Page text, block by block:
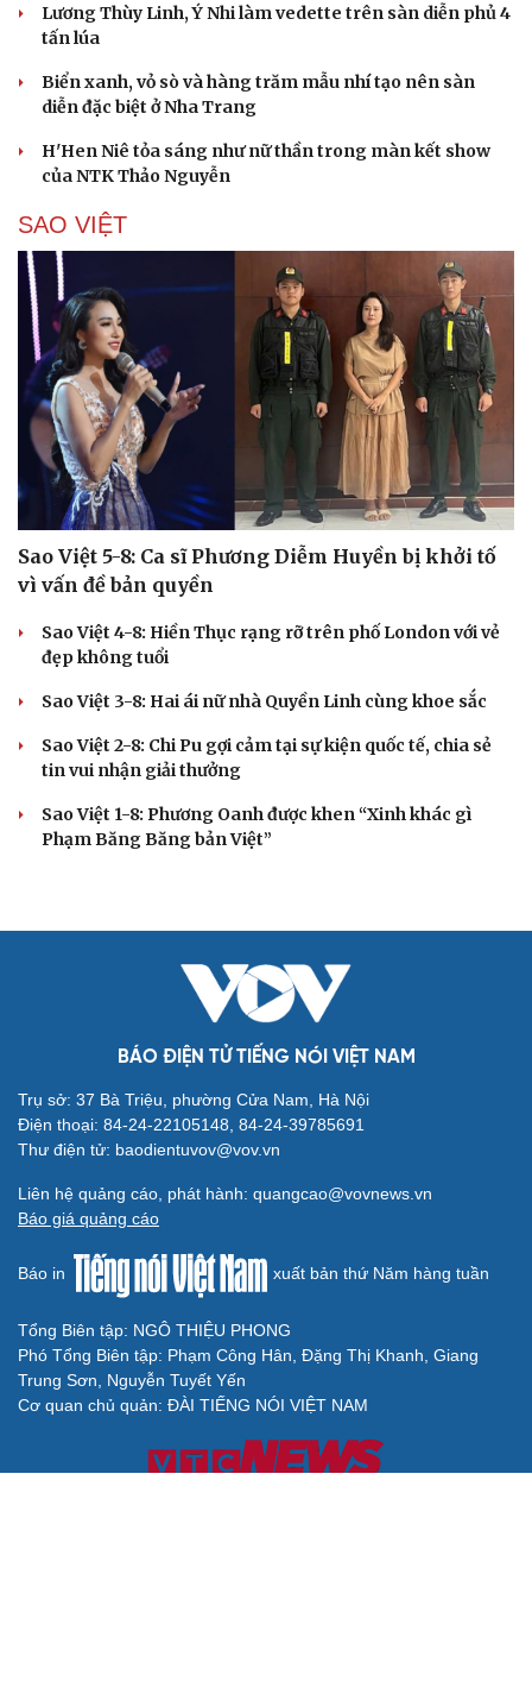
Cải chính
Lương Thùy Linh, Ý Nhi làm vedette trên sàn diễn phủ 4
tấn lúa
Biển xanh, vỏ sò và hàng trăm mẫu nhí tạo nên sàn
diễn đặc biệt ở Nha Trang
H'Hen Niê tỏa sáng như nữ thần trong màn kết show
của NTK Thảo Nguyễn
SAO VIỆT
Sao Việt 5-8: Ca sĩ Phương Diễm Huyền bị khởi tố
vì vấn đề bản quyền
Sao Việt 4-8: Hiền Thục rạng rỡ trên phố London với vẻ
đẹp không tuổi
Sao Việt 3-8: Hai ái nữ nhà Quyền Linh cùng khoe sắc
Sao Việt 2-8: Chi Pu gợi cảm tại sự kiện quốc tế, chia sẻ
tin vui nhận giải thưởng
Sao Việt 1-8: Phương Oanh được khen “Xinh khác gì
Phạm Băng Băng bản Việt”
BÁO ĐIỆN TỬ TIẾNG NÓI VIỆT NAM
Trụ sở: 37 Bà Triệu, phường Cửa Nam, Hà Nội
Điện thoại: 84-24-22105148, 84-24-39785691
Thư điện tử: baodientuvov@vov.vn
Liên hệ quảng cáo, phát hành: quangcao@vovnews.vn
Báo giá quảng cáo
Báo in xuất bản thứ Năm hàng tuần
Tổng Biên tập: NGÔ THIỆU PHONG
Phó Tổng Biên tập: Phạm Công Hân, Đặng Thị Khanh, Giang
Trung Sơn, Nguyễn Tuyết Yến
Cơ quan chủ quản: ĐÀI TIẾNG NÓI VIỆT NAM